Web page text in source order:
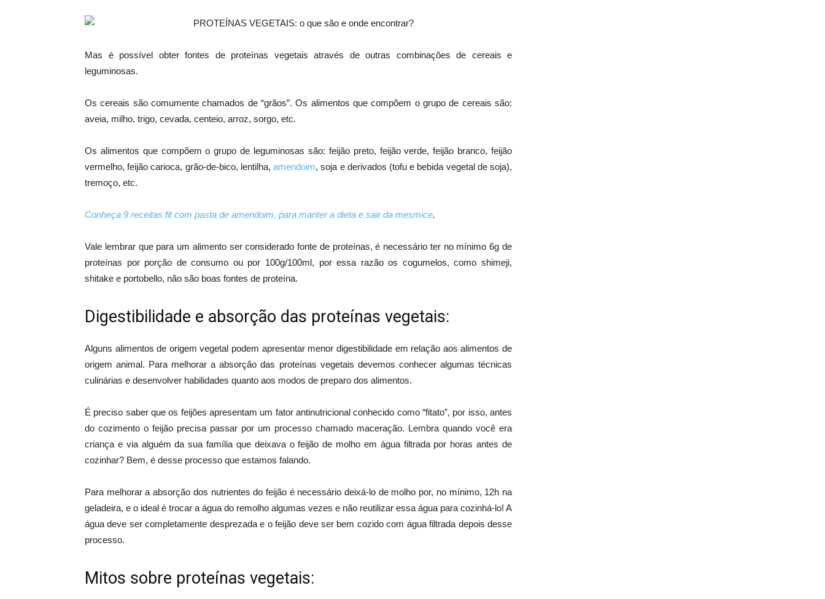
Mas é possível obter fontes de proteínas vegetais através de outras combinações de cereais e
leguminosas.
Os cereais são comumente chamados de “grãos”. Os alimentos que compõem o grupo de cereais são:
aveia, milho, trigo, cevada, centeio, arroz, sorgo, etc.
Os alimentos que compõem o grupo de leguminosas são: feijão preto, feijão verde, feijão branco, feijão
vermelho, feijão carioca, grão-de-bico, lentilha,amendoim, soja e derivados (tofu e bebida vegetal de soja),
tremoço, etc.
Conheça 9 receitas fit com pasta de amendoim, para manter a dieta e sair da mesmice.
Vale lembrar que para um alimento ser considerado fonte de proteínas, é necessário ter no mínimo 6g de
proteínas por porção de consumo ou por 100g/100ml, por essa razão os cogumelos, como shimeji,
shitake e portobello, não são boas fontes de proteína.
Digestibilidade e absorção das proteínas vegetais:
Alguns alimentos de origem vegetal podem apresentar menor digestibilidade em relação aos alimentos de
origem animal. Para melhorar a absorção das proteínas vegetais devemos conhecer algumas técnicas
culinárias e desenvolver habilidades quanto aos modos de preparo dos alimentos.
É preciso saber que os feijões apresentam um fator antinutricional conhecido como “fitato”, por isso, antes
do cozimento o feijão precisa passar por um processo chamado maceração. Lembra quando você era
criança e via alguém da sua família que deixava o feijão de molho em água filtrada por horas antes de
cozinhar? Bem, é desse processo que estamos falando.
Para melhorar a absorção dos nutrientes do feijão é necessário deixá-lo de molho por, no mínimo, 12h na
geladeira, e o ideal é trocar a água do remolho algumas vezes e não reutilizar essa água para cozinhá-lo! A
água deve ser completamente desprezada e o feijão deve ser bem cozido com água filtrada depois desse
processo.
Mitos sobre proteínas vegetais: